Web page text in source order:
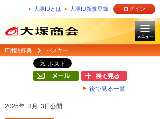
大塚IDとは 大塚ID新規登録 ログイン
IT用語辞典 パスキー
後で見る一覧
2025年 3月 3日公開